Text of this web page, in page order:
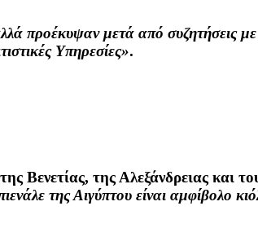
προέκυψαν μετά από συζητήσεις
Υπηρεσίες».
Βενετίας, της Αλεξάνδρειας και
της Αιγύπτου είναι αμφίβολο